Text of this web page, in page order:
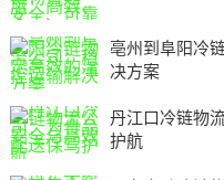
亳州到阜阳冷
决方案
丹江口冷链物
护航